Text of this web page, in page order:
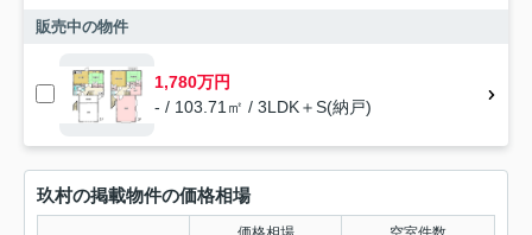
販売中の物件
1,780万円
- / 103.71㎡ / 3LDK＋S(納戸)
玖村の掲載物件の価格相場